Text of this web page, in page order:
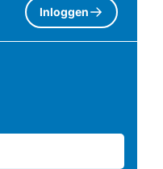
Inloggen